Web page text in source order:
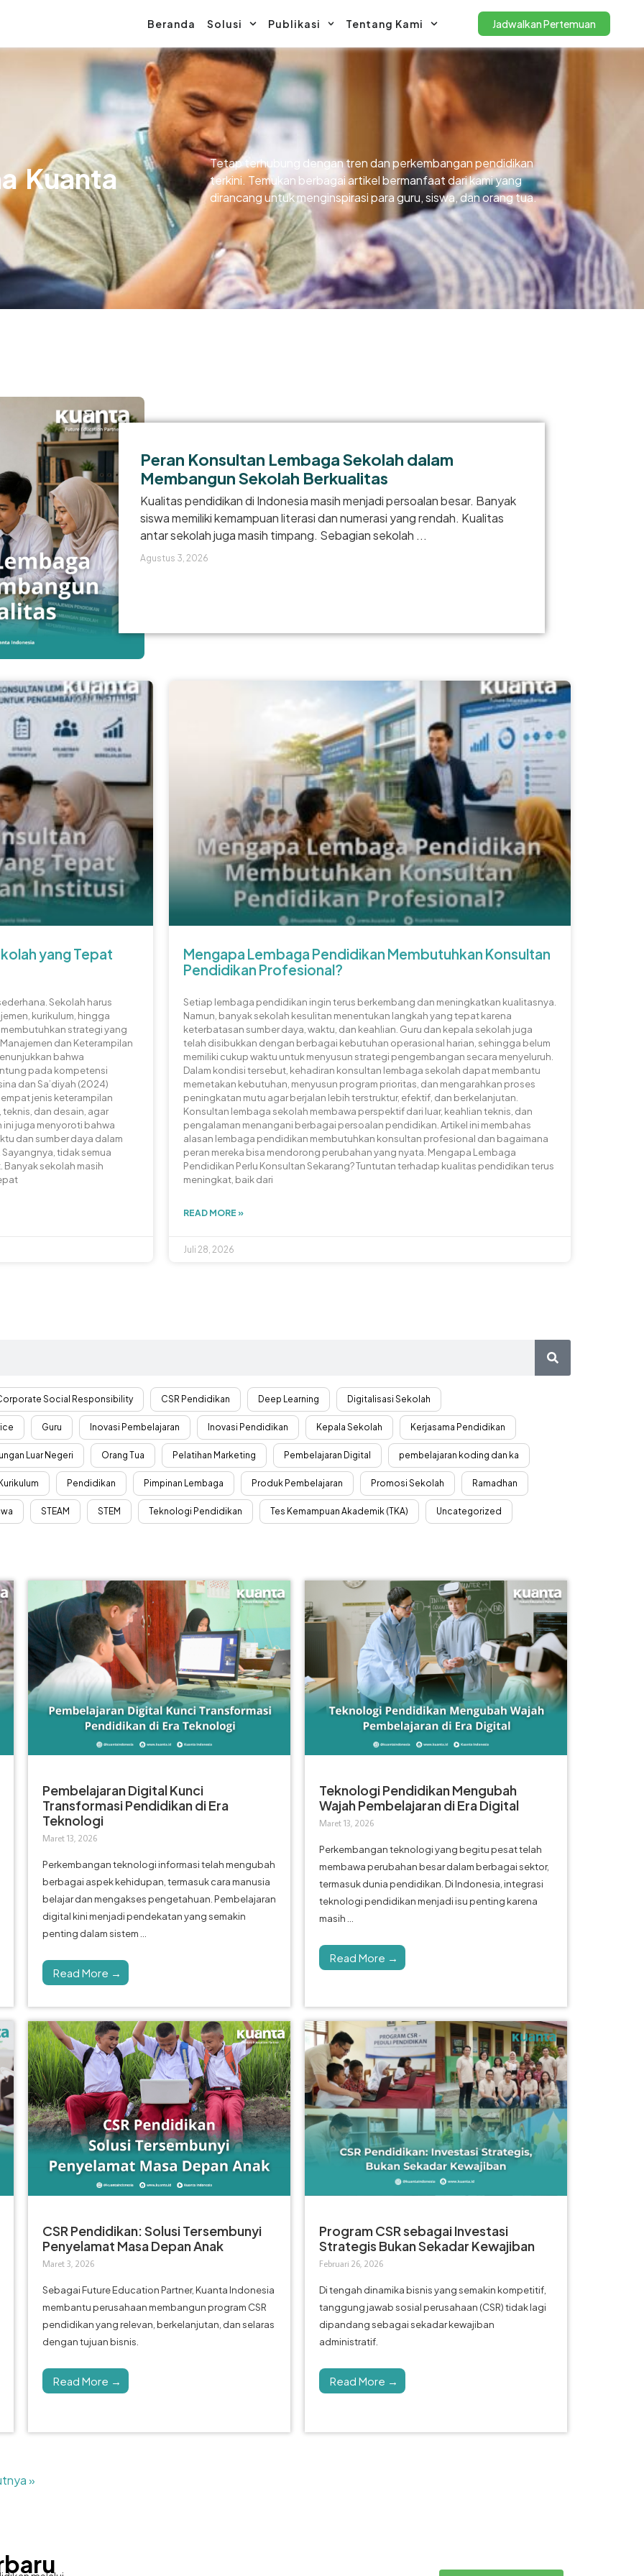
Beranda Solusi Publikasi Tentang Kami Jadwalkan Pertemuan
Kuanta
Tetap terhubung dengan tren dan perkembangan pendidikan
terkini. Temukan berbagai artikel bermanfaat dari kami yang
dirancang untuk menginspirasi para guru, siswa, dan orang tua.
Peran Konsultan Lembaga Sekolah dalam
Membangun Sekolah Berkualitas
Kualitas pendidikan di Indonesia masih menjadi persoalan besar. Banyak
siswa memiliki kemampuan literasi dan numerasi yang rendah. Kualitas
antar sekolah juga masih timpang. Sebagian sekolah ...
Agustus 3, 2026
yang Tepat
Sekolah harus
kurikulum, hingga
strategi yang
dan Keterampilan
bahwa
pada kompetensi
dan Sa’diyah (2024)
jenis keterampilan
dan desain, agar
juga menyoroti bahwa
dan sumber daya dalam
tidak semua
sekolah masih
Mengapa Lembaga Pendidikan Membutuhkan Konsultan
Pendidikan Profesional?
Setiap lembaga pendidikan ingin terus berkembang dan meningkatkan kualitasnya.
Namun, banyak sekolah kesulitan menentukan langkah yang tepat karena
keterbatasan sumber daya, waktu, dan keahlian. Guru dan kepala sekolah juga
telah disibukkan dengan berbagai kebutuhan operasional harian, sehingga belum
memiliki cukup waktu untuk menyusun strategi pengembangan secara menyeluruh.
Dalam kondisi tersebut, kehadiran konsultan lembaga sekolah dapat membantu
memetakan kebutuhan, menyusun program prioritas, dan mengarahkan proses
peningkatan mutu agar berjalan lebih terstruktur, efektif, dan berkelanjutan.
Konsultan lembaga sekolah membawa perspektif dari luar, keahlian teknis, dan
pengalaman menangani berbagai persoalan pendidikan. Artikel ini membahas
alasan lembaga pendidikan membutuhkan konsultan profesional dan bagaimana
peran mereka bisa mendorong perubahan yang nyata. Mengapa Lembaga
Pendidikan Perlu Konsultan Sekarang? Tuntutan terhadap kualitas pendidikan terus
meningkat, baik dari
READ MORE »
Juli 28, 2026
Social Responsibility CSR Pendidikan Deep Learning Digitalisasi Sekolah
Guru Inovasi Pembelajaran Inovasi Pendidikan Kepala Sekolah Kerjasama Pendidikan
Luar Negeri Orang Tua Pelatihan Marketing Pembelajaran Digital pembelajaran koding dan ka
Pendidikan Pimpinan Lembaga Produk Pembelajaran Promosi Sekolah Ramadhan
STEAM STEM Teknologi Pendidikan Tes Kemampuan Akademik (TKA) Uncategorized
Pembelajaran Digital Kunci
Transformasi Pendidikan di Era
Teknologi
Maret 13, 2026
Perkembangan teknologi informasi telah mengubah
berbagai aspek kehidupan, termasuk cara manusia
belajar dan mengakses pengetahuan. Pembelajaran
digital kini menjadi pendekatan yang semakin
penting dalam sistem ...
Read More →
Teknologi Pendidikan Mengubah
Wajah Pembelajaran di Era Digital
Maret 13, 2026
Perkembangan teknologi yang begitu pesat telah
membawa perubahan besar dalam berbagai sektor,
termasuk dunia pendidikan. Di Indonesia, integrasi
teknologi pendidikan menjadi isu penting karena
masih ...
Read More →
CSR Pendidikan: Solusi Tersembunyi
Penyelamat Masa Depan Anak
Maret 3, 2026
Sebagai Future Education Partner, Kuanta Indonesia
membantu perusahaan membangun program CSR
pendidikan yang relevan, berkelanjutan, dan selaras
dengan tujuan bisnis.
Read More →
Program CSR sebagai Investasi
Strategis Bukan Sekadar Kewajiban
Februari 26, 2026
Di tengah dinamika bisnis yang semakin kompetitif,
tanggung jawab sosial perusahaan (CSR) tidak lagi
dipandang sebagai sekadar kewajiban
administratif.
Read More →
»